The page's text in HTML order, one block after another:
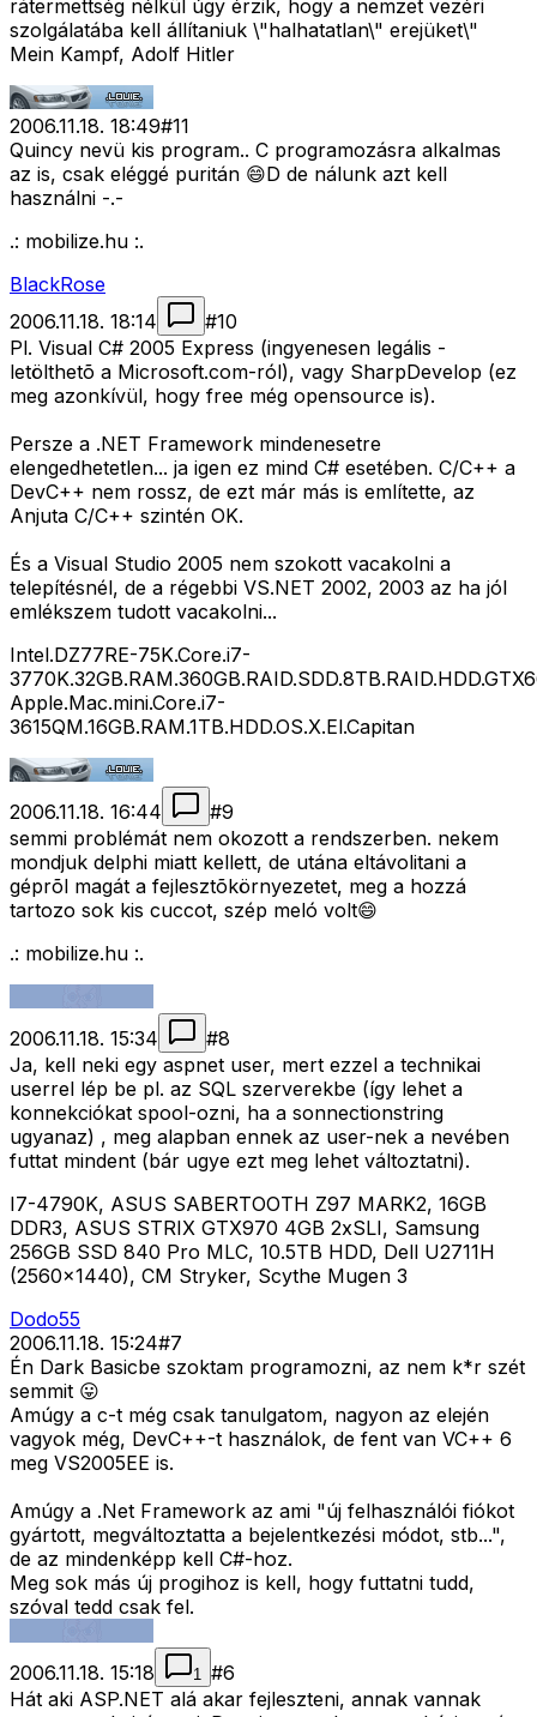
rátermettség nélkül úgy érzik, hogy a nemzet vezéri
szolgálatába kell állítaniuk \"halhatatlan\" erejüket\"
Mein Kampf, Adolf Hitler
2006.11.18. 18:49#11
Quincy nevü kis program.. C programozásra alkalmas
az is, csak eléggé puritán 😄D de nálunk azt kell
használni -.-
.: mobilize.hu :.
BlackRose
2006.11.18. 18:14
#10
Pl. Visual C# 2005 Express (ingyenesen legális -
letölthetõ a Microsoft.com-ról), vagy SharpDevelop (ez
meg azonkívül, hogy free még opensource is).
Persze a .NET Framework mindenesetre
elengedhetetlen... ja igen ez mind C# esetében. C/C++ a
DevC++ nem rossz, de ezt már más is említette, az
Anjuta C/C++ szintén OK.
És a Visual Studio 2005 nem szokott vacakolni a
telepítésnél, de a régebbi VS.NET 2002, 2003 az ha jól
emlékszem tudott vacakolni...
Intel.DZ77RE-75K.Core.i7-
Apple.Mac.mini.Core.i7-
3615QM.16GB.RAM.1TB.HDD.OS.X.El.Capitan
2006.11.18. 16:44 #9
semmi problémát nem okozott a rendszerben. nekem
mondjuk delphi miatt kellett, de utána eltávolitani a
géprõl magát a fejlesztõkörnyezetet, meg a hozzá
tartozo sok kis cuccot, szép meló volt😄
.: mobilize.hu :.
2006.11.18. 15:34 #8
Ja, kell neki egy aspnet user, mert ezzel a technikai
userrel lép be pl. az SQL szerverekbe (így lehet a
konnekciókat spool-ozni, ha a sonnectionstring
ugyanaz) , meg alapban ennek az user-nek a nevében
futtat mindent (bár ugye ezt meg lehet változtatni).
I7-4790K, ASUS SABERTOOTH Z97 MARK2, 16GB
DDR3, ASUS STRIX GTX970 4GB 2xSLI, Samsung
256GB SSD 840 Pro MLC, 10.5TB HDD, Dell U2711H
(2560x1440), CM Stryker, Scythe Mugen 3
Dodo55
2006.11.18. 15:24#7
Én Dark Basicbe szoktam programozni, az nem k*r szét
semmit 😛
Amúgy a c-t még csak tanulgatom, nagyon az elején
vagyok még, DevC++-t használok, de fent van VC++ 6
meg VS2005EE is.
Amúgy a .Net Framework az ami "új felhasználói fiókot
gyártott, megváltoztatta a bejelentkezési módot, stb...",
de az mindenképp kell C#-hoz.
Meg sok más új progihoz is kell, hogy futtatni tudd,
szóval tedd csak fel.
2006.11.18. 15:18 1 #6
Hát aki ASP.NET alá akar fejleszteni, annak vannak